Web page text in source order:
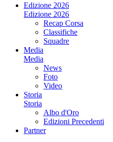
Edizione 2026
Edizione 2026
Recap Corsa
Classifiche
Squadre
Media
Media
News
Foto
Video
Storia
Storia
Albo d'Oro
Edizioni Precedenti
Partner